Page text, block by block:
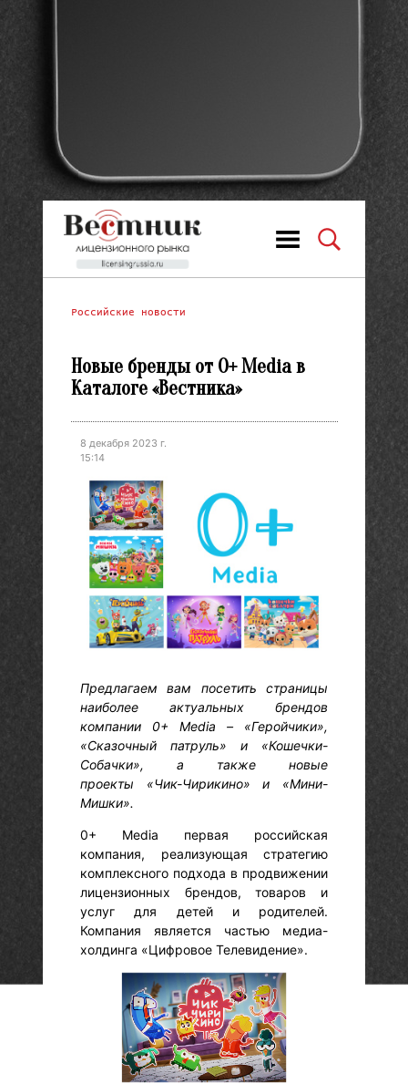
Российские новости
Новые бренды от 0+ Media в
Каталоге «Вестника»
8 декабря 2023 г.
15:14
Предлагаем вам посетить страницы
наиболее актуальных брендов
компании 0+ Media – «Геройчики»,
«Сказочный патруль» и «Кошечки-
Собачки», а также новые
проекты «Чик-Чирикино» и «Мини-
Мишки».
0+ Media первая российская
компания, реализующая стратегию
комплексного подхода в продвижении
лицензионных брендов, товаров и
услуг для детей и родителей.
Компания является частью медиа-
холдинга «Цифровое Телевидение».